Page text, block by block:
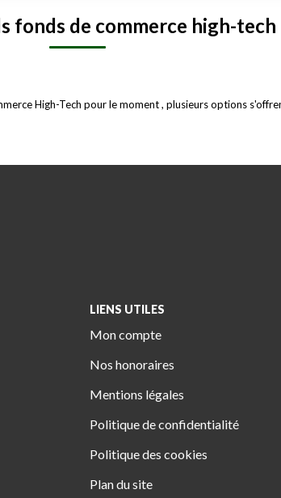
fonds de commerce high-tech
High-Tech pour le moment , plusieurs options
LIENS UTILES
Mon compte
Nos honoraires
Mentions légales
Politique de confidentialité
Politique des cookies
Plan du site